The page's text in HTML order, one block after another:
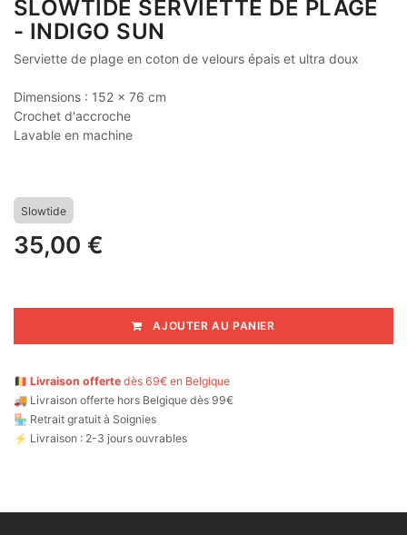
SLOWTIDE SERVIETTE DE PLAGE
- INDIGO SUN
Serviette de plage en coton de velours épais et ultra doux
Dimensions : 152 x 76 cm
Crochet d'accroche
Lavable en machine
Slowtide
35,00 €
AJOUTER AU PANIER
🇧🇪 Livraison offerte dès 69€ en Belgique
🚚 Livraison offerte hors Belgique dès 99€
🏪 Retrait gratuit à Soignies
⚡ Livraison : 2-3 jours ouvrables